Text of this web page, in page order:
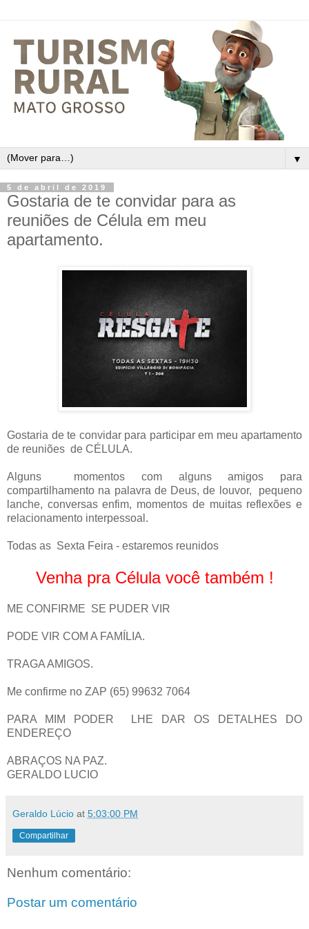
▼
5 de abril de 2019
Gostaria de te convidar para as
reuniões de Célula em meu
apartamento.
Gostaria de te convidar para participar em meu apartamento
de reuniões de CÉLULA.
Alguns momentos com alguns amigos para
compartilhamento na palavra de Deus, de louvor, pequeno
lanche, conversas enfim, momentos de muitas reflexões e
relacionamento interpessoal.
Todas as Sexta Feira - estaremos reunidos
Venha pra Célula você também !
ME CONFIRME SE PUDER VIR
PODE VIR COM A FAMÍLIA.
TRAGA AMIGOS.
Me confirme no ZAP (65) 99632 7064
PARA MIM PODER LHE DAR OS DETALHES DO
ENDEREÇO
ABRAÇOS NA PAZ.
GERALDO LUCIO
Geraldo Lúcio at 5:03:00 PM
Compartilhar
Nenhum comentário:
Postar um comentário